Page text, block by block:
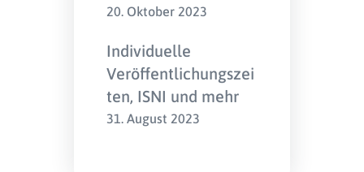
20. Oktober 2023
Individuelle
Veröffentlichungszei
ten, ISNI und mehr
31. August 2023